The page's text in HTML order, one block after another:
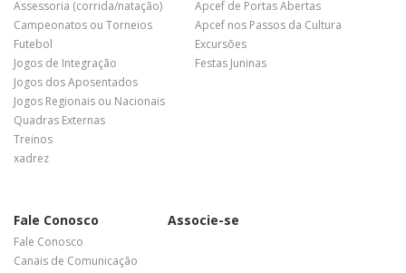
Assessoria (corrida/natação)
Campeonatos ou Torneios
Futebol
Jogos de Integração
Jogos dos Aposentados
Jogos Regionais ou Nacionais
Quadras Externas
Treinos
xadrez
Apcef de Portas Abertas
Apcef nos Passos da Cultura
Excursões
Festas Juninas
Fale Conosco
Fale Conosco
Canais de Comunicação
Associe-se